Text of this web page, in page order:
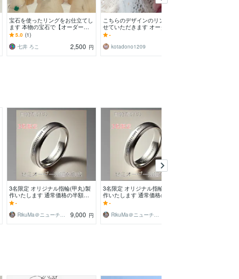
宝石を使ったリングをお仕立てし
ます 本物の宝石で【オーダーメ
イド】のジュエリーリングを作製
します
5.0 (1)
七井 ろこ
2,500 円
こちらのデザインのリング作成さ
せていただきます オーダーメイ
ドリング 丁寧に作成させていた
だきます。
-
kotadono1209
3名限定 オリジナル指輪(甲丸)製
作いたします 通常価格の半額以
下にいたしました！実績を作らせ
てください！
-
9,000 円
3名限定 オリジナル指輪(平打)製
作いたします 通常価格の半額以
下にいたしました！実績を作らせ
てください！
-